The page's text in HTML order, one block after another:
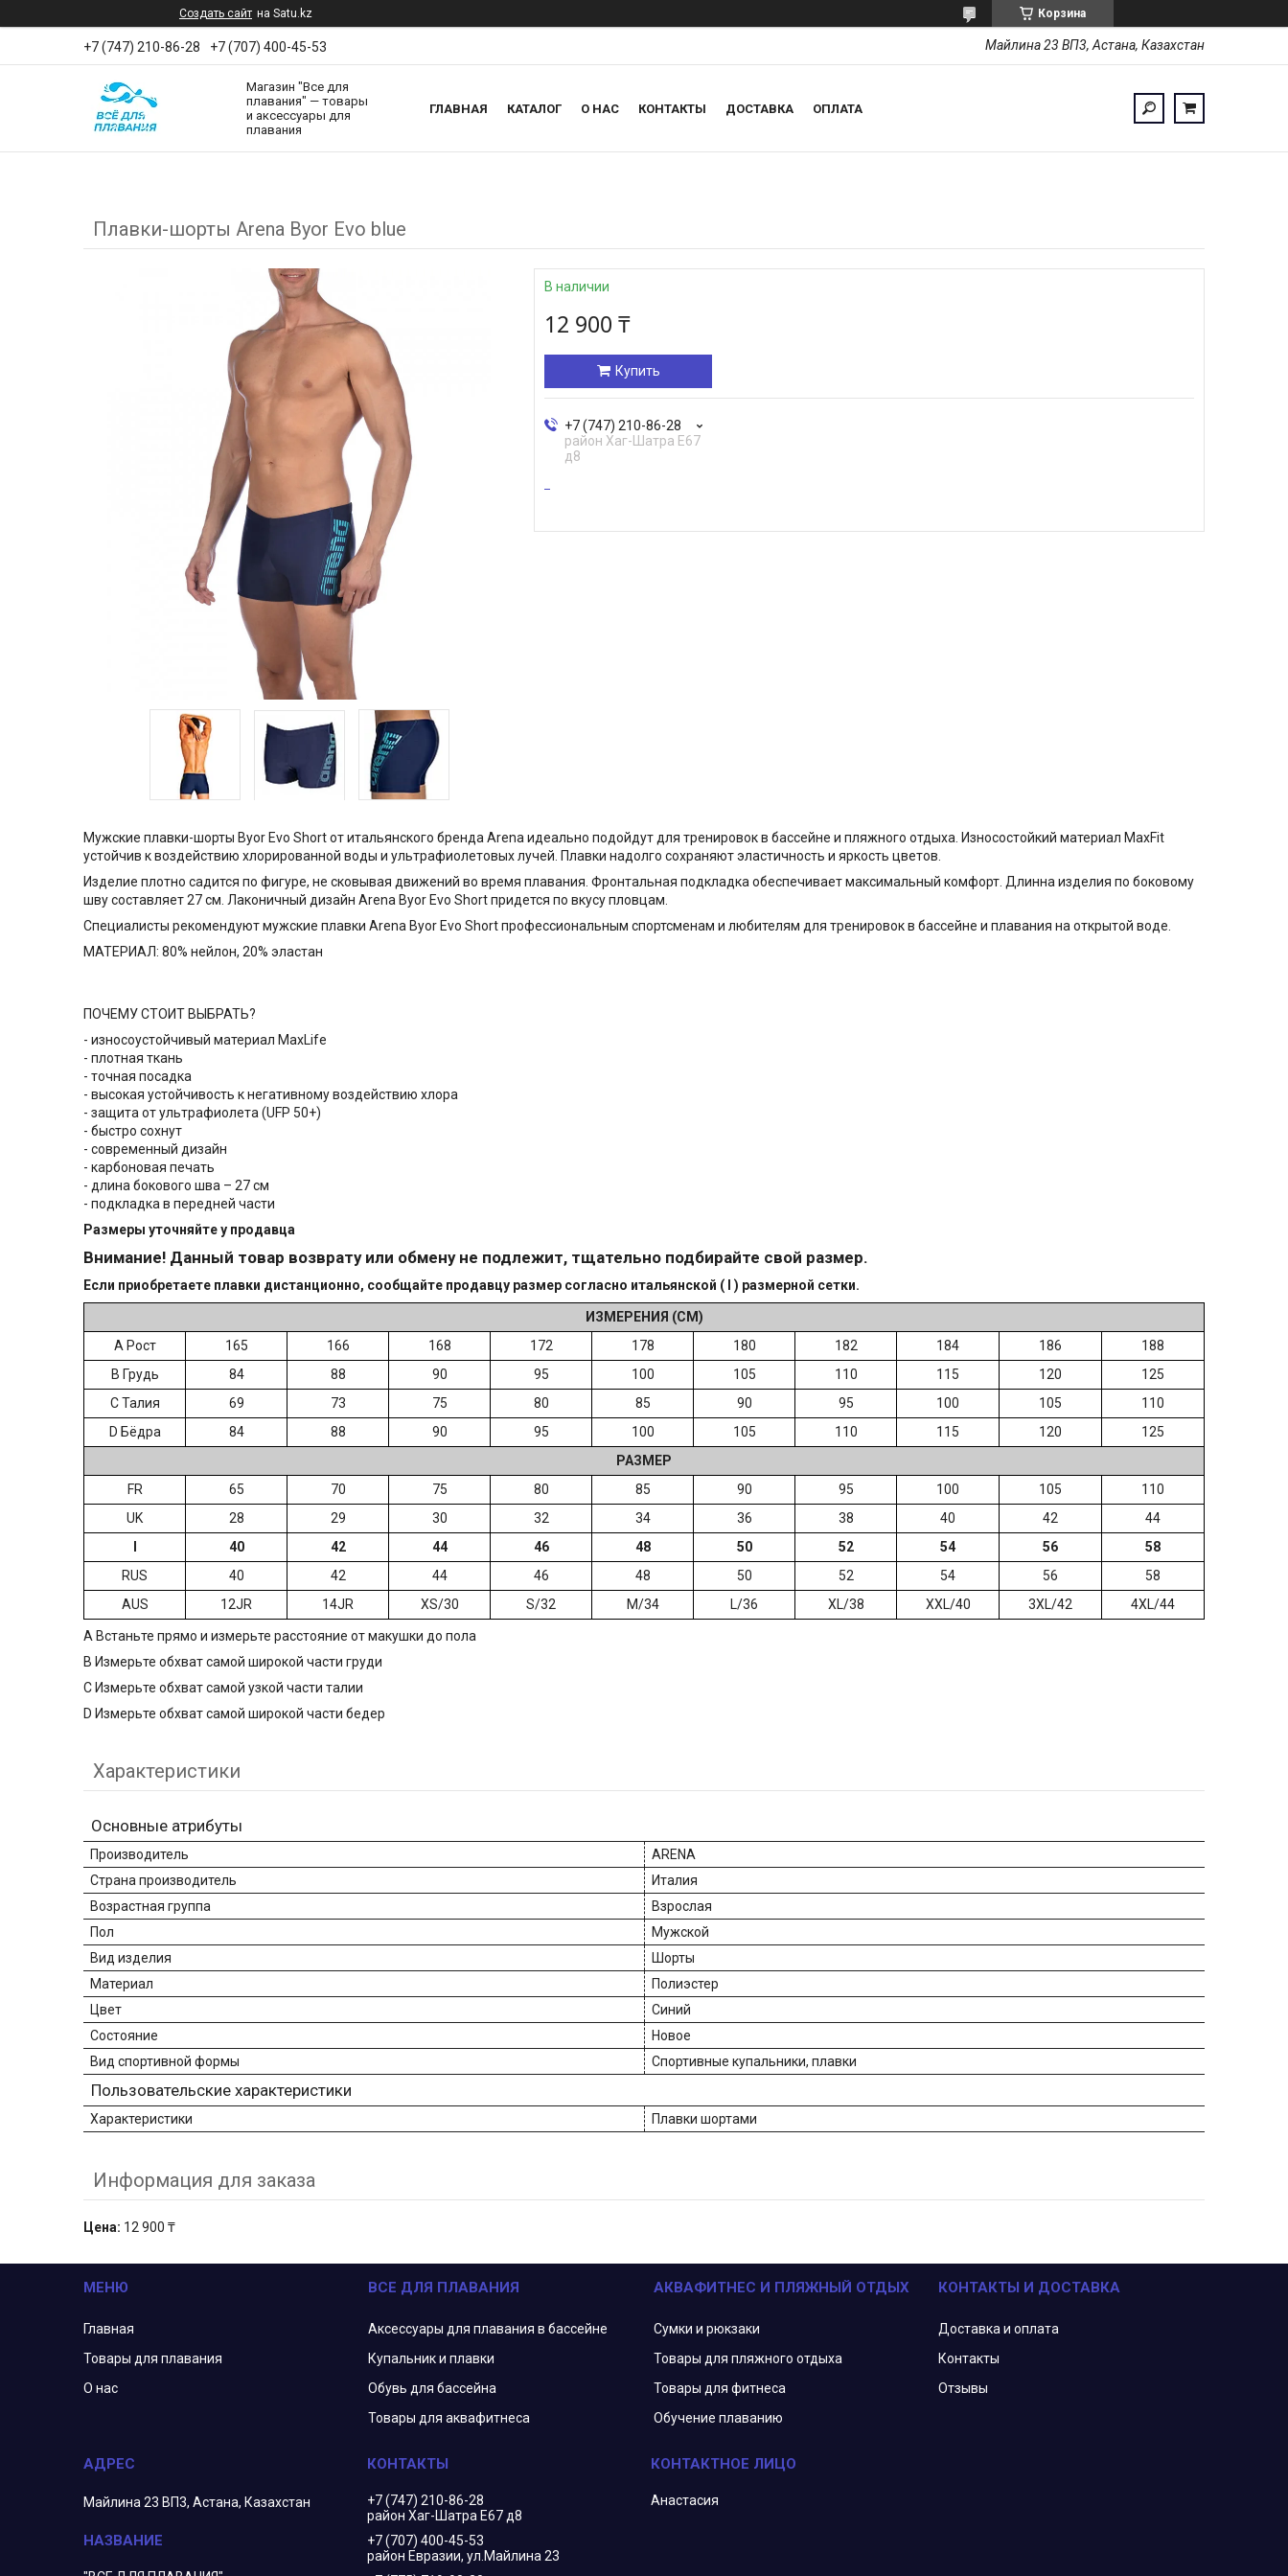
Создать сайт на Satu.kz Корзина
+7 (747) 210-86-28 +7 (707) 400-45-53 Майлина 23 ВП3, Астана, Казахстан
Магазин "Все для
плавания" — товары
и аксессуары для
плавания
ГЛАВНАЯ КАТАЛОГ О НАС КОНТАКТЫ ДОСТАВКА ОПЛАТА
Плавки-шорты Arena Byor Evo blue
В наличии
12 900 ₸
Купить
+7 (747) 210-86-28
район Хаг-Шатра Е67
д8
Мужские плавки-шорты Byor Evo Short от итальянского бренда Arena идеально подойдут для тренировок в бассейне и пляжного отдыха. Износостойкий материал MaxFit
устойчив к воздействию хлорированной воды и ультрафиолетовых лучей. Плавки надолго сохраняют эластичность и яркость цветов.
Изделие плотно садится по фигуре, не сковывая движений во время плавания. Фронтальная подкладка обеспечивает максимальный комфорт. Длинна изделия по боковому
шву составляет 27 см. Лаконичный дизайн Arena Byor Evo Short придется по вкусу пловцам.
Специалисты рекомендуют мужские плавки Arena Byor Evo Short профессиональным спортсменам и любителям для тренировок в бассейне и плавания на открытой воде.
МАТЕРИАЛ: 80% нейлон, 20% эластан
ПОЧЕМУ СТОИТ ВЫБРАТЬ?
- износоустойчивый материал MaxLife
- плотная ткань
- точная посадка
- высокая устойчивость к негативному воздействию хлора
- защита от ультрафиолета (UFP 50+)
- быстро сохнут
- современный дизайн
- карбоновая печать
- длина бокового шва – 27 см
- подкладка в передней части
Размеры уточняйте у продавца
Внимание! Данный товар возврату или обмену не подлежит, тщательно подбирайте свой размер.
Если приобретаете плавки дистанционно, сообщайте продавцу размер согласно итальянской ( I ) размерной сетки.
ИЗМЕРЕНИЯ (СМ)
А Рост
165 166 168 172 178 180 182 184 186
188
B Грудь
84 88 90 95 100 105 110 115 120
125
C Талия
69 73 75 80 85 90 95 100 105
110
D Бёдра
84 88 90 95 100 105 110 115 120
125
РАЗМЕР
FR
65 70 75 80 85 90 95 100 105
110
UK
28 29 30 32 34 36 38 40 42
44
40 42 44 46 48 50 52 54 56
58
RUS
40 42 44 46 48 50 52 54 56
58
AUS
12JR 14JR XS/30 S/32 M/34 L/36 XL/38 XXL/40 3XL/42 4XL/44
A Встаньте прямо и измерьте расстояние от макушки до пола
B Измерьте обхват самой широкой части груди
C Измерьте обхват самой узкой части талии
D Измерьте обхват самой широкой части бедер
Характеристики
Основные атрибуты
Производитель
ARENA
Страна производитель
Италия
Возрастная группа
Взрослая
Пол
Мужской
Вид изделия
Шорты
Материал
Полиэстер
Цвет
Синий
Состояние
Новое
Вид спортивной формы
Спортивные купальники, плавки
Пользовательские характеристики
Характеристики Плавки шортами
Информация для заказа
Цена: 12 900 ₸
МЕНЮ
Главная
Товары для плавания
О нас
ВСЕ ДЛЯ ПЛАВАНИЯ
Аксессуары для плавания в бассейне
Купальник и плавки
Обувь для бассейна
Товары для аквафитнеса
АКВАФИТНЕС И ПЛЯЖНЫЙ ОТДЫХ
Сумки и рюкзаки
Товары для пляжного отдыха
Товары для фитнеса
Обучение плаванию
КОНТАКТЫ И ДОСТАВКА
Доставка и оплата
Контакты
Отзывы
Майлина 23 ВП3, Астана, Казахстан
+7 (747) 210-86-28
район Хаг-Шатра Е67 д8
+7 (707) 400-45-53
район Евразии, ул.Майлина 23
Анастасия